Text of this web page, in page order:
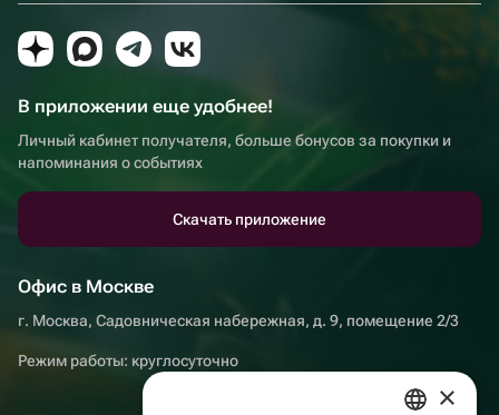
В приложении еще удобнее!
Личный кабинет получателя, больше бонусов за покупки и
напоминания о событиях
Скачать приложение
Офис в Москве
г. Москва, Садовническая набережная, д. 9, помещение 2/3
Режим работы: круглосуточно
×